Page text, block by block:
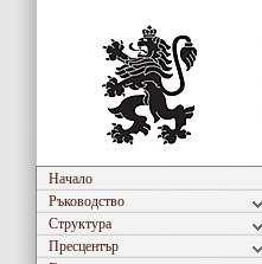
Начало
Ръководство
Структура
Пресцентър